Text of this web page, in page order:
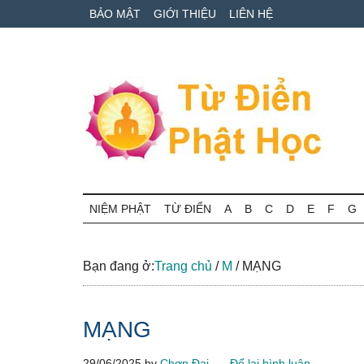
to
to
qua
BẢO MẬT GIỚI THIỆU LIÊN HỆ
Từ
điển
Phật
cứu
thuật
Phật
học
NIỆM PHẬT TỪ ĐIỂN A B C D E F G
Bạn đang ở:Trang chủ / M /MẠNG
MẠNG